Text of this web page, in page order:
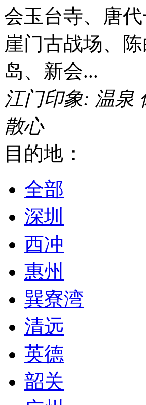
会玉台寺、唐
崖门古战场、
岛、新会...
江门印象: 温泉
散心
目的地：
全部
深圳
西冲
惠州
巽寮湾
清远
英德
韶关